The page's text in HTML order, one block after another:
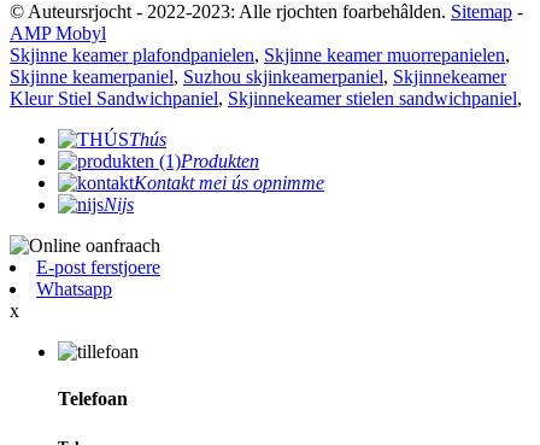
© Auteursrjocht - 2022-2023: Alle rjochten foarbehâlden. Sitemap -
AMP Mobyl
Skjinne keamer plafondpanielen, Skjinne keamer muorrepanielen,
Skjinne keamerpaniel, Suzhou skjinkeamerpaniel, Skjinnekeamer
Kleur Stiel Sandwichpaniel, Skjinnekeamer stielen sandwichpaniel,
Thús
Produkten
Kontakt mei ús opnimme
Nijs
E-post ferstjoere
Whatsapp
x
Telefoan